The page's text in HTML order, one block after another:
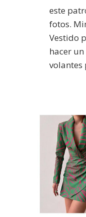
este
fotos.
Vestido
hacer